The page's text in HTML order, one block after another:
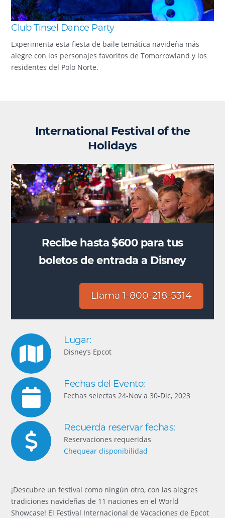
Club Tinsel Dance Party
Experimenta esta fiesta de baile temática navideña más
alegre con los personajes favoritos de Tomorrowland y los
residentes del Polo Norte.
International Festival of the
Holidays
Recibe hasta $600 para tus
boletos de entrada a Disney
Llama 1-800-218-5314
Lugar:
Disney’s Epcot
Fechas del Evento:
Fechas selectas 24-Nov a 30-Dic, 2023
Recuerda reservar fechas:
Reservaciones requeridas
Chequear disponibilidad
¡Descubre un festival como ningún otro, con las alegres
tradiciones navideñas de 11 naciones en el World
Showcase! El Festival Internacional de Vacaciones de Epcot